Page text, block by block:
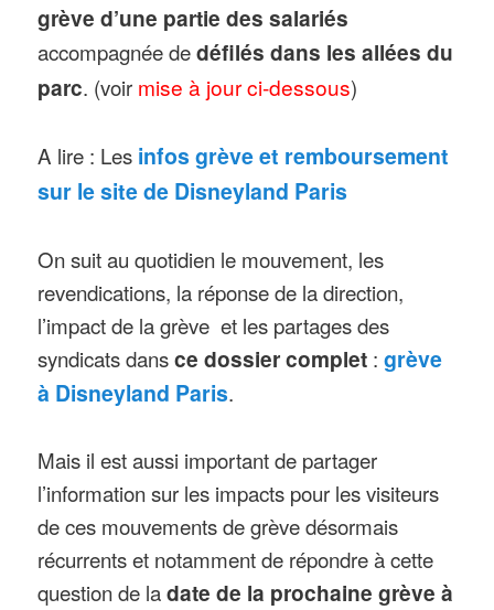
grève d’une partie des salariés
accompagnée dedéfilés dans les allées du
parc. (voir mise à jour ci-dessous)
A lire : Les infos grève et remboursement
sur le site de Disneyland Paris
On suit au quotidien le mouvement, les
revendications, la réponse de la direction,
l’impact de la grève et les partages des
syndicats dansce dossier complet :grève
à Disneyland Paris.
Mais il est aussi important de partager
l’information sur les impacts pour les visiteurs
de ces mouvements de grève désormais
récurrents et notamment de répondre à cette
question de ladate de la prochaine grève à